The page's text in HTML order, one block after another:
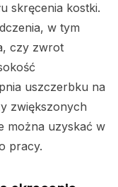
skręcenia kostki.
w tym
czy zwrot
uszczerbku na
zwiększonych
można uzyskać w
pracy.